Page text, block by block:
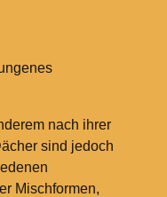
nach ihrer
sind jedoch
Mischformen,